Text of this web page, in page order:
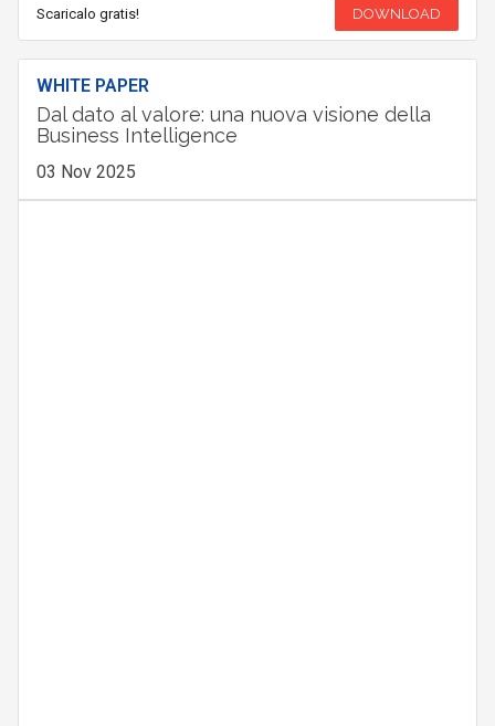
Scaricalo gratis! DOWNLOAD
WHITE PAPER
Dal dato al valore: una nuova visione della
Business Intelligence
03 Nov 2025